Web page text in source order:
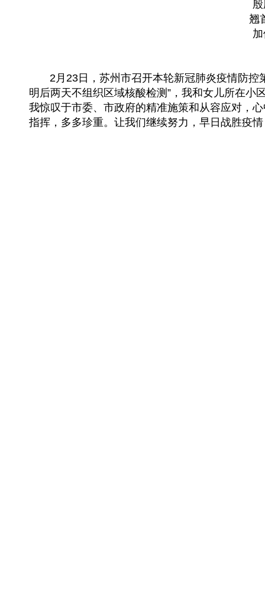
翘
2月23日，苏州市召开本轮新冠肺炎疫情防控
明后两天不组织区域核酸检测”，我和女儿所在
我惊叹于市委、市政府的精准施策和从容应对，
指挥，多多珍重。让我们继续努力，早日战胜疫